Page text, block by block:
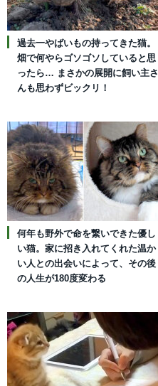
過去一やばいもの持ってきた猫。
畑で何やらゴソゴソしていると思
ったら… まさかの展開に飼い主さ
んも思わずビックリ！
何年も野外で命を繋いできた優し
い猫。家に招き入れてくれた温か
い人との出会いによって、その後
の人生が180度変わる